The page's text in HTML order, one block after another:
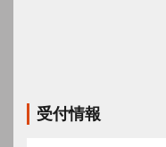
受付情報